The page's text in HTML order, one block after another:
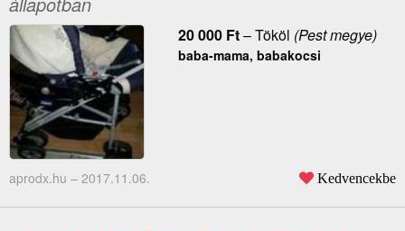
20 000 Ft–Tököl (Pest megye)
baba-mama, babakocsi
aprodx.hu – 2017.11.06. Kedvencekbe